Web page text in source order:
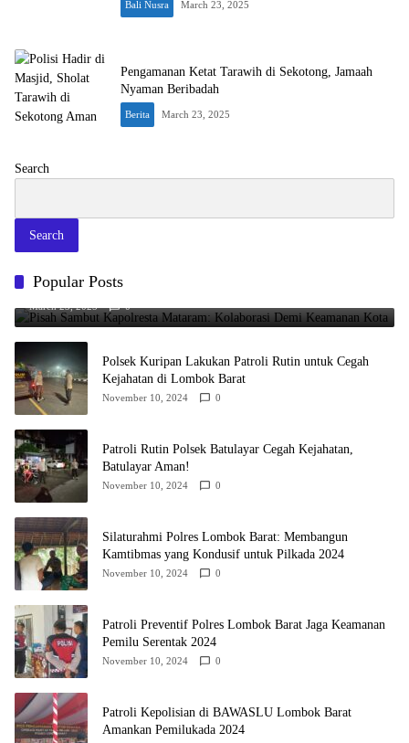
Bali Nusra March 23, 2025
Pengamanan Ketat Tarawih di Sekotong, Jamaah
Nyaman Beribadah
Berita March 23, 2025
Search
Search
Popular Posts
Kota
March 23, 2025 0
Polsek Kuripan Lakukan Patroli Rutin untuk Cegah
Kejahatan di Lombok Barat
November 10, 2024 0
Patroli Rutin Polsek Batulayar Cegah Kejahatan,
Batulayar Aman!
November 10, 2024 0
Silaturahmi Polres Lombok Barat: Membangun
Kamtibmas yang Kondusif untuk Pilkada 2024
November 10, 2024 0
Patroli Preventif Polres Lombok Barat Jaga Keamanan
Pemilu Serentak 2024
November 10, 2024 0
Patroli Kepolisian di BAWASLU Lombok Barat
Amankan Pemilukada 2024